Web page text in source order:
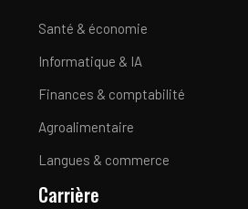
Santé & économie
Informatique & IA
Finances & comptabilité
Agroalimentaire
Langues & commerce
Carrière